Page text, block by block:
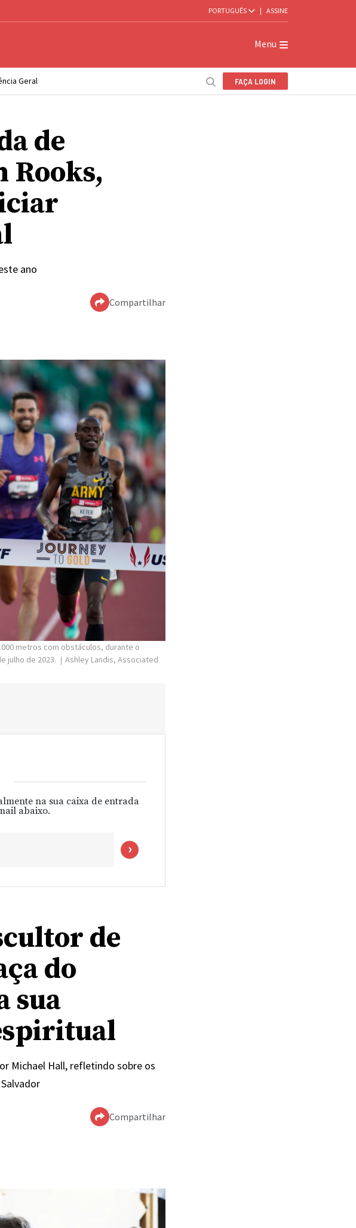
PORTUGUÊS | ASSINE
Menu
Geral FAÇA LOGIN
de
Rooks,
ano
Compartilhar
metros com obstáculos, durante o
julho de 2023.
Ashley Landis, Associated
na sua caixa de entrada
abaixo.
de
do
sua
Michael Hall, refletindo sobre os
Compartilhar